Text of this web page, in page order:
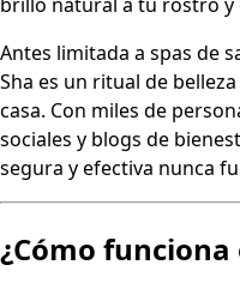
Antes limitada a spas de
Sha es un ritual de
casa. Con miles de
sociales y blogs de
segura y efectiva nunca
¿Cómo funciona